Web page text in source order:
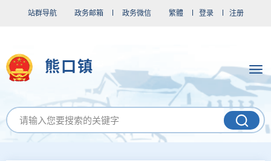
站群导航 政务邮箱 政务微信 繁體 登录 注册
熊口镇